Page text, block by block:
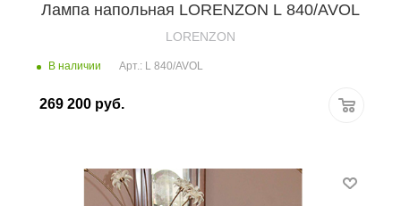
Лампа напольная LORENZON L 840/AVOL
LORENZON
В наличии Арт.: L 840/AVOL
269 200 руб.